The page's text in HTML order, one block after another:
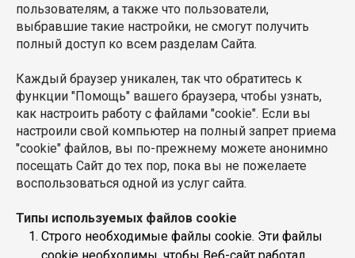
пользователям, а также что пользователи,
выбравшие такие настройки, не смогут получить
полный доступ ко всем разделам Сайта.
Каждый браузер уникален, так что обратитесь к
функции "Помощь" вашего браузера, чтобы узнать,
как настроить работу с файлами "cookie". Если вы
настроили свой компьютер на полный запрет приема
"cookie" файлов, вы по-прежнему можете анонимно
посещать Сайт до тех пор, пока вы не пожелаете
воспользоваться одной из услуг сайта.
Типы используемых файлов cookie
Строго необходимые файлы cookie. Эти файлы